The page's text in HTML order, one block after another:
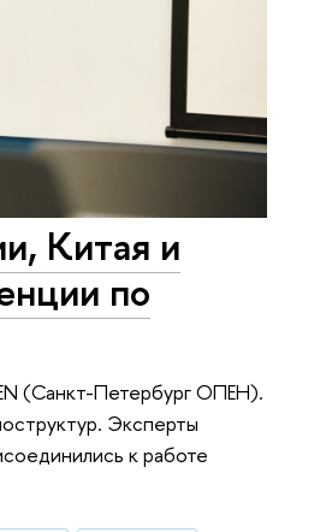
Китая и
по
(Санкт-Петербург ОПЕН).
Эксперты
к работе